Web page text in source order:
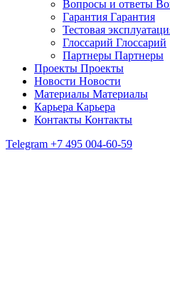
Вопросы и ответы
Гарантия Гарантия
Тестовая
Глоссарий Глоссарий
Партнеры Партнеры
Проекты Проекты
Новости Новости
Материалы Материалы
Карьера Карьера
Контакты Контакты
Telegram +7 495 004-60-59